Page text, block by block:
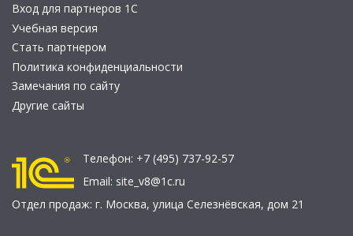
Вход для партнеров 1С
Учебная версия
Стать партнером
Политика конфиденциальности
Замечания по сайту
Другие сайты
Телефон: +7 (495) 737-92-57
Email: site_v8@1c.ru
Отдел продаж: г. Москва, улица Селезнёвская, дом 21